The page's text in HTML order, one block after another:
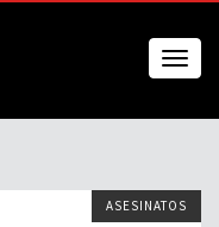
ASESINATOS